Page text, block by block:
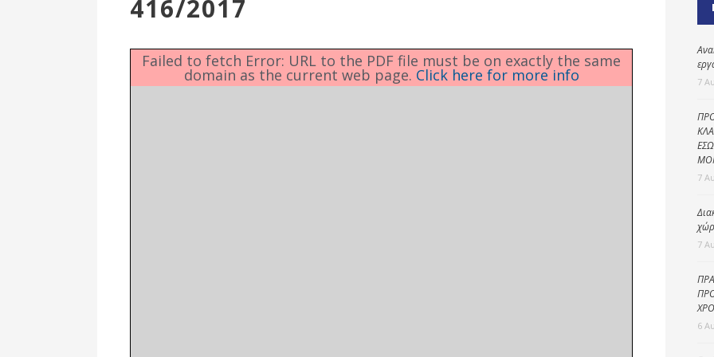
Επιτροπή
Ενότητες
Δημοτική
αστυνομία
416/2017
Failed to fetch Error: URL to the PDF file must be on exactly the same
domain as the current web page. Click here for more info 7
7
7
6